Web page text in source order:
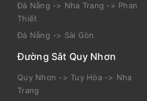
Đà Nẵng -> Nha Trang -> Phan
Thiết
Đà Nẵng -> Sài Gòn
Đường Sắt Quy Nhơn
Quy Nhơn -> Tuy Hòa -> Nha
Trang